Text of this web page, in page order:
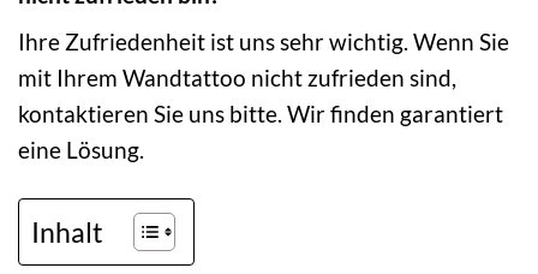
Ihre Zufriedenheit ist uns sehr wichtig. Wenn Sie
mit Ihrem Wandtattoo nicht zufrieden sind,
kontaktieren Sie uns bitte. Wir finden garantiert
eine Lösung.
Inhalt